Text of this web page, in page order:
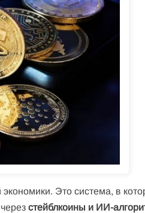
Это система, в
стейблкоины и ИИ-